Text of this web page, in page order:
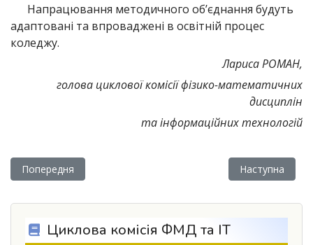
Напрацювання методичного об’єднання будуть
адаптовані та впроваджені в освітній процес
коледжу.
Лариса РОМАН,
голова циклової комісії фізико-математичних
дисциплін
та інформаційних технологій
Попередня стаття: Таємниця числа π: від експерименту до
Попередня Наступна
Наступна
Циклова комісія ФМД та ІТ